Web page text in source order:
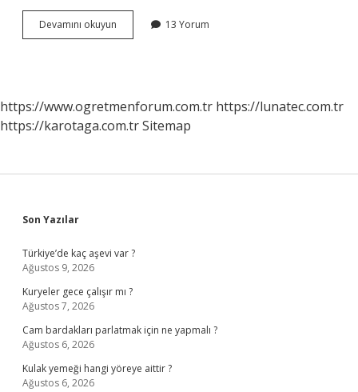
Devamını okuyun Bebeğin
Anne
13 Yorum
https://www.ogretmenforum.com.tr https://lunatec.com.tr
https://karotaga.com.trSitemap
Sidebar
Son Yazılar
Türkiye’de kaç aşevi var ?
Ağustos 9, 2026
Kuryeler gece çalışır mı ?
Ağustos 7, 2026
Cam bardakları parlatmak için ne yapmalı ?
Ağustos 6, 2026
Kulak yemeği hangi yöreye aittir ?
Ağustos 6, 2026